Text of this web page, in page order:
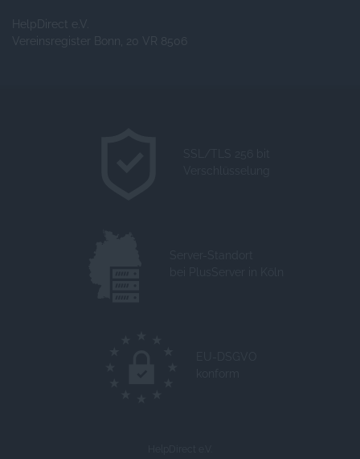
HelpDirect e.V.
Vereinsregister Bonn, 20 VR 8506